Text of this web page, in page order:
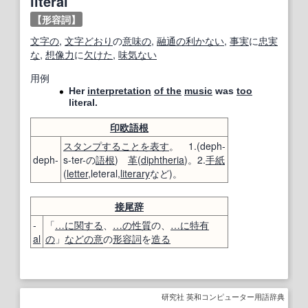
【形容詞】
文字の, 文字どおりの意味の, 融通の利かない, 事実に忠実
な, 想像力に欠けた, 味気ない
用例
Her interpretation of the music was too
literal.
印欧語根
deph-
スタンプすること を表す。 1.(deph-
s-ter-の語根) 革(diphtheria)。2.手紙
(letter,leteral,literaryなど)。
接尾辞
-
al
「…に関する、 …の性質の、 …に特有
の 」 などの意の形容詞を造る
研究社 英和コンピューター用語辞典